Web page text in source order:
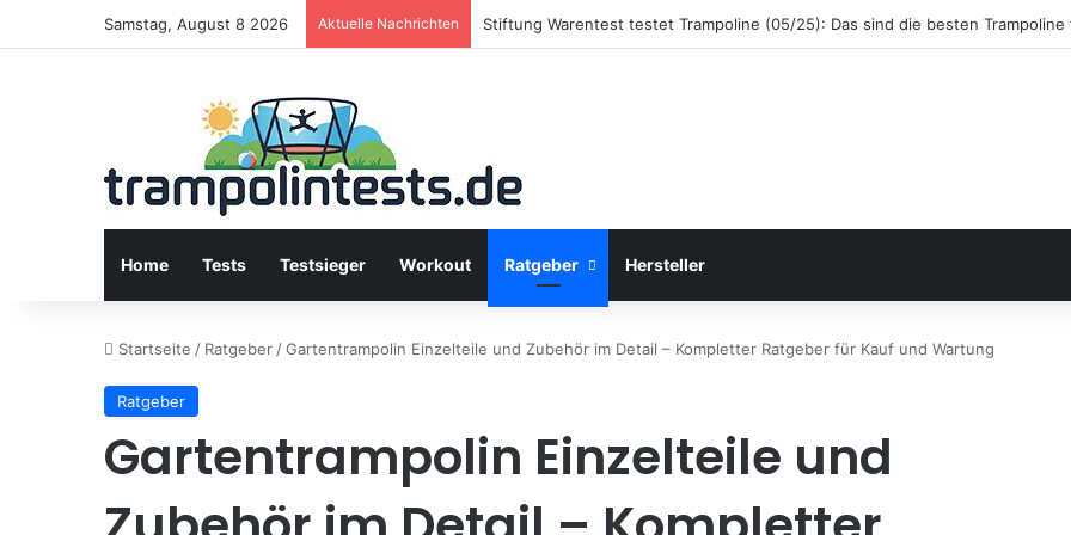
Samstag, August 8 2026 Aktuelle Nachrichten Stiftung Warentest testet Trampoline (05/25): Das sind die besten Trampoline
Home Tests Testsieger Workout Ratgeber Hersteller
Startseite / Ratgeber /Gartentrampolin Einzelteile und Zubehör im Detail – Kompletter Ratgeber für Kauf und Wartung
Ratgeber
Gartentrampolin Einzelteile und